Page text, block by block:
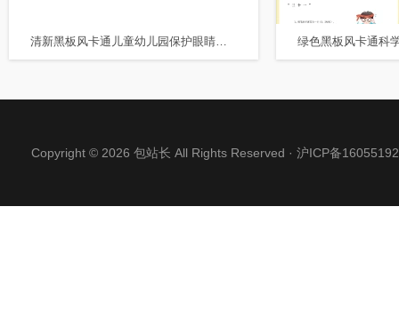
清新黑板风卡通儿童幼儿园保护眼睛预防近视主题班会PPT
Copyright © 2026 包站长 All Rights Reserved · 沪ICP备